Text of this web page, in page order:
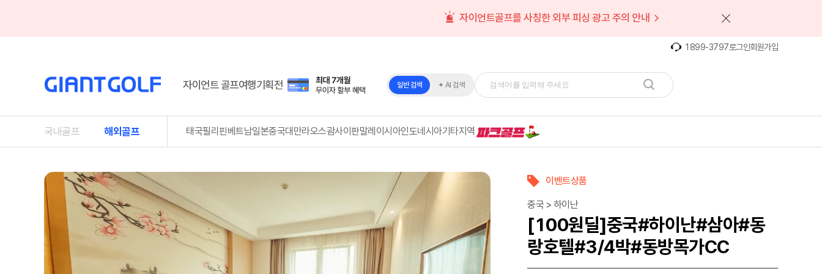
자이언트골프를 사칭한 외부 피싱 광고 주의 안내
1899-3797로그인회원가입
자이언트 골프여행기획전 일반 검색 ✦ AI 검색
국내골프 해외골프 태국필리핀베트남일본중국대만라오스괌사이판말레이시아인도네시아기타지역
이벤트상품
중국 > 하이난
[100원딜]중국#하이난#삼아#동
랑호텔#3/4박#동방목가CC